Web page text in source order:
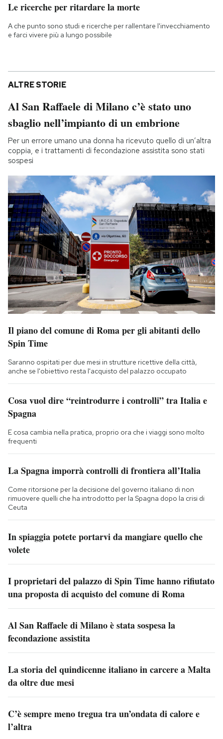
Le ricerche per ritardare la morte
A che punto sono studi e ricerche per rallentare l'invecchiamento
e farci vivere più a lungo possibile
ALTRE STORIE
Al San Raffaele di Milano c’è stato uno
sbaglio nell’impianto di un embrione
Per un errore umano una donna ha ricevuto quello di un’altra
coppia, e i trattamenti di fecondazione assistita sono stati
sospesi
Il piano del comune di Roma per gli abitanti dello
Spin Time
Saranno ospitati per due mesi in strutture ricettive della città,
anche se l'obiettivo resta l'acquisto del palazzo occupato
Cosa vuol dire “reintrodurre i controlli” tra Italia e
Spagna
E cosa cambia nella pratica, proprio ora che i viaggi sono molto
frequenti
La Spagna imporrà controlli di frontiera all’Italia
Come ritorsione per la decisione del governo italiano di non
rimuovere quelli che ha introdotto per la Spagna dopo la crisi di
Ceuta
In spiaggia potete portarvi da mangiare quello che
volete
I proprietari del palazzo di Spin Time hanno rifiutato
una proposta di acquisto del comune di Roma
Al San Raffaele di Milano è stata sospesa la
fecondazione assistita
La storia del quindicenne italiano in carcere a Malta
da oltre due mesi
C’è sempre meno tregua tra un’ondata di calore e
l’altra